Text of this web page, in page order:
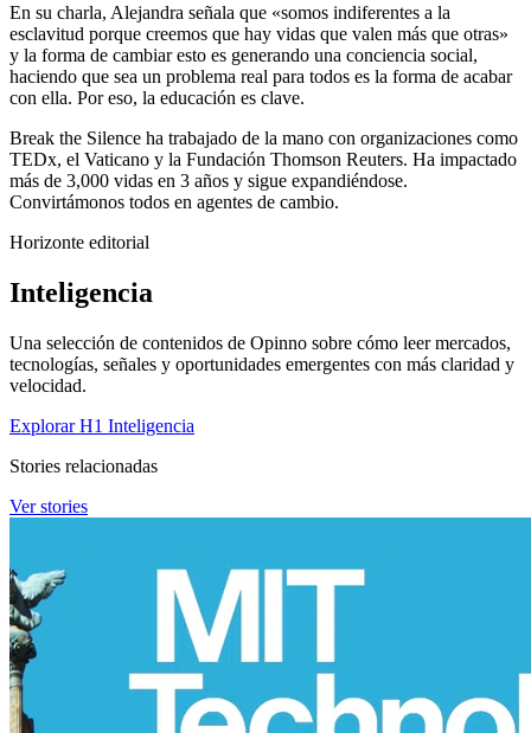
En su charla, Alejandra señala que «somos indiferentes a la
esclavitud porque creemos que hay vidas que valen más que otras»
y la forma de cambiar esto es generando una conciencia social,
haciendo que sea un problema real para todos es la forma de acabar
con ella. Por eso, la educación es clave.
Break the Silence ha trabajado de la mano con organizaciones como
TEDx, el Vaticano y la Fundación Thomson Reuters. Ha impactado
más de 3,000 vidas en 3 años y sigue expandiéndose.
Convirtámonos todos en agentes de cambio.
Horizonte editorial
Inteligencia
Una selección de contenidos de Opinno sobre cómo leer mercados,
tecnologías, señales y oportunidades emergentes con más claridad y
velocidad.
Explorar H1 Inteligencia
Stories relacionadas
Ver stories